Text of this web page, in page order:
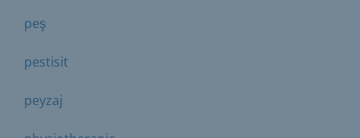
peş
pestisit
peyzaj